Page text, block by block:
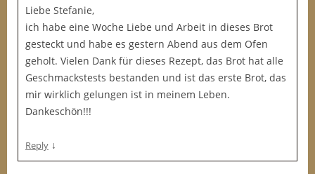
Liebe Stefanie,
ich habe eine Woche Liebe und Arbeit in dieses Brot
gesteckt und habe es gestern Abend aus dem Ofen
geholt. Vielen Dank für dieses Rezept, das Brot hat alle
Geschmackstests bestanden und ist das erste Brot, das
mir wirklich gelungen ist in meinem Leben.
Dankeschön!!!
Reply ↓